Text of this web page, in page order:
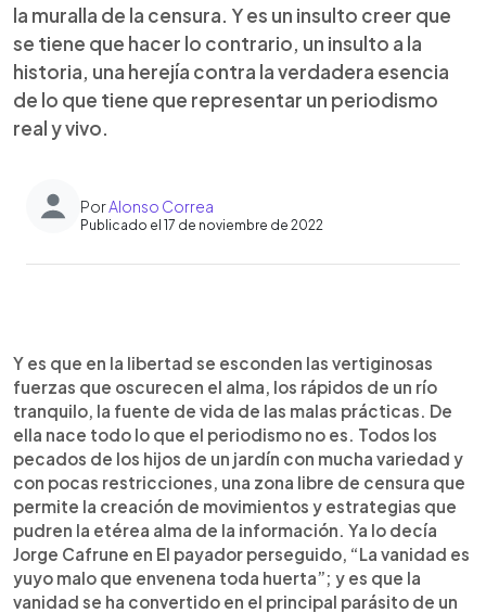
la muralla de la censura. Y es un insulto creer que
se tiene que hacer lo contrario, un insulto a la
historia, una herejía contra la verdadera esencia
de lo que tiene que representar un periodismo
real y vivo.
PorAlonso Correa
Publicado el 17 de noviembre de 2022
Escuchar artículo
Y es que en la libertad se esconden las vertiginosas
fuerzas que oscurecen el alma, los rápidos de un río
tranquilo, la fuente de vida de las malas prácticas. De
ella nace todo lo que el periodismo no es. Todos los
pecados de los hijos de un jardín con mucha variedad y
con pocas restricciones, una zona libre de censura que
permite la creación de movimientos y estrategias que
pudren la etérea alma de la información. Ya lo decía
Jorge Cafrune en El payador perseguido, “La vanidad es
yuyo malo que envenena toda huerta”; y es que la
vanidad se ha convertido en el principal parásito de un